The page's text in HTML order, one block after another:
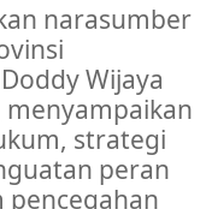
narasumber
Wijaya
menyampaikan
strategi
peran